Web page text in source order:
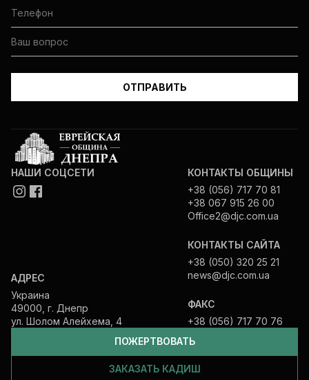
ПОЖЕРТВОВАТЬ
ЗАКАЗАТЬ КАДИШ
НАШИ СОЦСЕТИ
АДРЕС
Украина
49000, г. Днепр
ул. Шолом Алейхема, 4
КОНТАКТЫ ОБЩИНЫ
+38 (056) 717 70 81
+38 067 915 26 00
Office2@djc.com.ua
КОНТАКТЫ САЙТА
+38 (050) 320 25 21
news@djc.com.ua
ФАКС
+38 (056) 717 70 76